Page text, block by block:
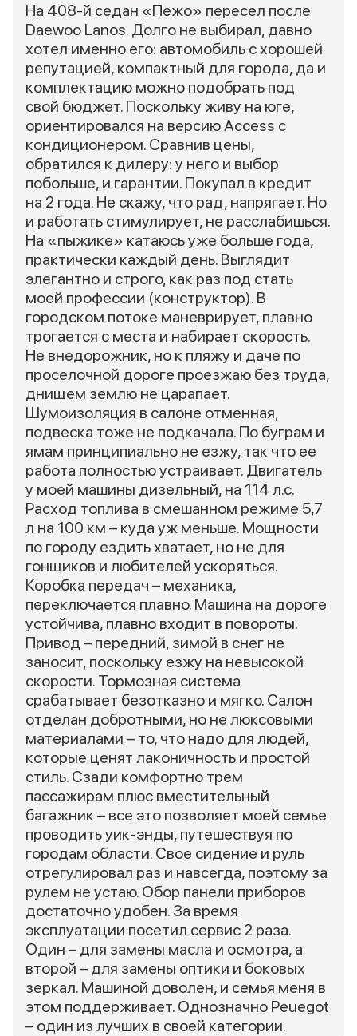
На 408-й седан «Пежо» пересел после
Daewoo Lanos. Долго не выбирал, давно
хотел именно его: автомобиль с хорошей
репутацией, компактный для города, да и
комплектацию можно подобрать под
свой бюджет. Поскольку живу на юге,
ориентировался на версию Access с
кондиционером. Сравнив цены,
обратился к дилеру: у него и выбор
побольше, и гарантии. Покупал в кредит
на 2 года. Не скажу, что рад, напрягает. Но
и работать стимулирует, не расслабишься.
На «пыжике» катаюсь уже больше года,
практически каждый день. Выглядит
элегантно и строго, как раз под стать
моей профессии (конструктор). В
городском потоке маневрирует, плавно
трогается с места и набирает скорость.
Не внедорожник, но к пляжу и даче по
проселочной дороге проезжаю без труда,
днищем землю не царапает.
Шумоизоляция в салоне отменная,
подвеска тоже не подкачала. По буграм и
ямам принципиально не езжу, так что ее
работа полностью устраивает. Двигатель
у моей машины дизельный, на 114 л.с.
Расход топлива в смешанном режиме 5,7
л на 100 км – куда уж меньше. Мощности
по городу ездить хватает, но не для
гонщиков и любителей ускоряться.
Коробка передач – механика,
переключается плавно. Машина на дороге
устойчива, плавно входит в повороты.
Привод – передний, зимой в снег не
заносит, поскольку езжу на невысокой
скорости. Тормозная система
срабатывает безотказно и мягко. Салон
отделан добротными, но не люксовыми
материалами – то, что надо для людей,
которые ценят лаконичность и простой
стиль. Сзади комфортно трем
пассажирам плюс вместительный
багажник – все это позволяет моей семье
проводить уик-энды, путешествуя по
городам области. Свое сидение и руль
отрегулировал раз и навсегда, поэтому за
рулем не устаю. Обор панели приборов
достаточно удобен. За время
эксплуатации посетил сервис 2 раза.
Один – для замены масла и осмотра, а
второй – для замены оптики и боковых
зеркал. Машиной доволен, и семья меня в
этом поддерживает. Однозначно Peuegot
– один из лучших в своей категории.